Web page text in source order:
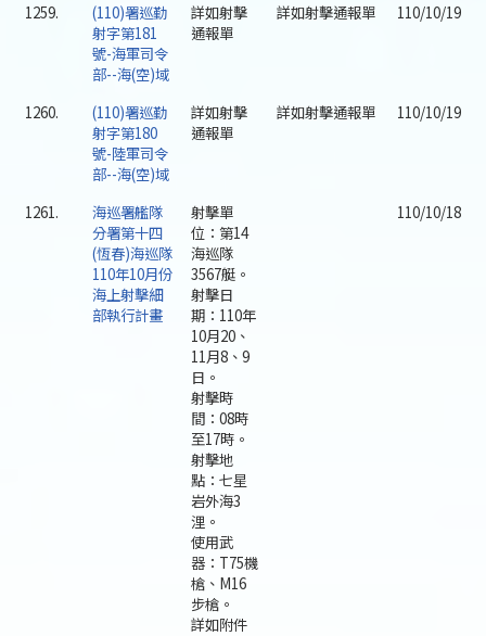
1259.
(110)署巡勤
射字第181
號-海軍司令
部--海(空)域
詳如射擊
通報單
詳如射擊通報單 110/10/19
1260.
(110)署巡勤
射字第180
號-陸軍司令
部--海(空)域
詳如射擊
通報單
詳如射擊通報單 110/10/19
1261.
海巡署艦隊
分署第十四
(恆春)海巡隊
110年10月份
海上射擊細
部執行計畫
射擊單
位：第14
海巡隊
3567艇。
射擊日
期：110年
10月20、
11月8、9
日。
射擊時
間：08時
至17時。
射擊地
點：七星
岩外海3
浬。
使用武
器：T75機
槍、M16
步槍。
詳如附件
110/10/18